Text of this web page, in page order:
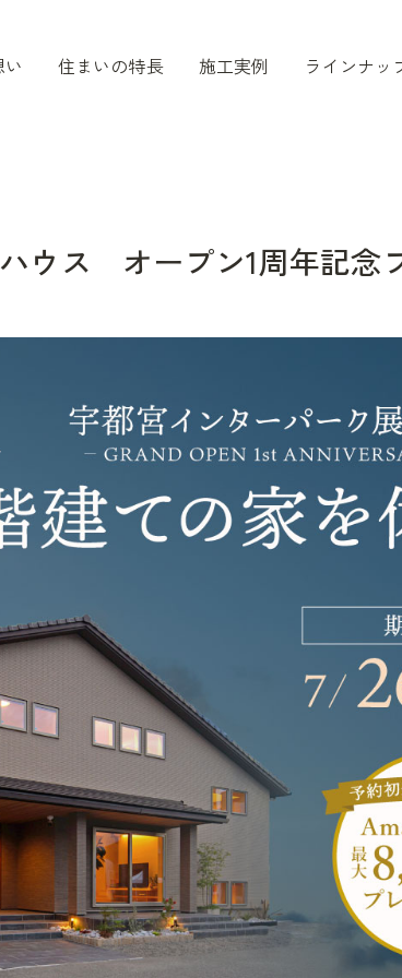
住まいの特長 施工実例 ラインナッ
ウス オープン1周年記念